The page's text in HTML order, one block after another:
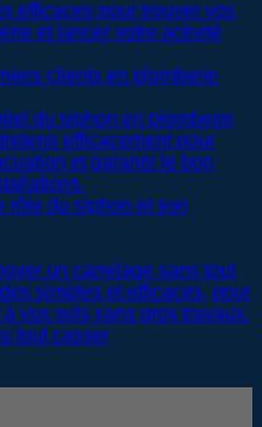
clients en plomberie
rôle du siphon et son
tout casser